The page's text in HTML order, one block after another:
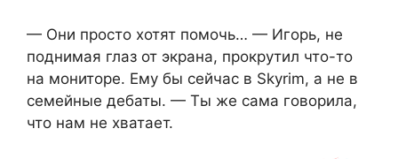
— Они просто хотят помочь… — Игорь, не
поднимая глаз от экрана, прокрутил что-то
на мониторе. Ему бы сейчас в Skyrim, а не в
семейные дебаты. — Ты же сама говорила,
что нам не хватает.